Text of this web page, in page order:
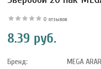
0 отзывов
8.39 руб.
Бренд:
MEGA